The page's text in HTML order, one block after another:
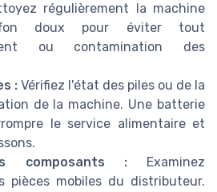
régulièrement la machine
doux pour éviter tout
ou contamination des
: Vérifiez l'état des piles ou de la
de la machine. Une batterie
le service alimentaire et
composants :Examinez
pièces mobiles du distributeur.